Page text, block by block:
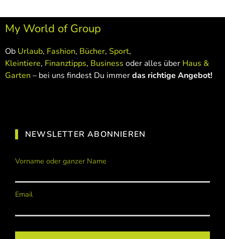
My World of Group
Ob Urlaub, Fashion, Bücher, Sport,
Kleintiere, Finanztipps, Business oder alles über Haus &
Garten – bei uns findest Du immerdas richtige Angebot!
NEWSLETTER ABONNIEREN
Vorname oder ganzer Name
Email